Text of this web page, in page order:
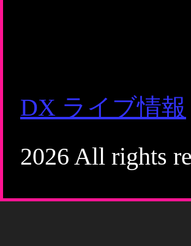
DX ライブ情報
2026 All rights